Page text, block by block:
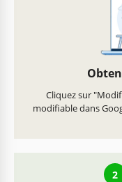
Cliquez sur
modifiable dans
2